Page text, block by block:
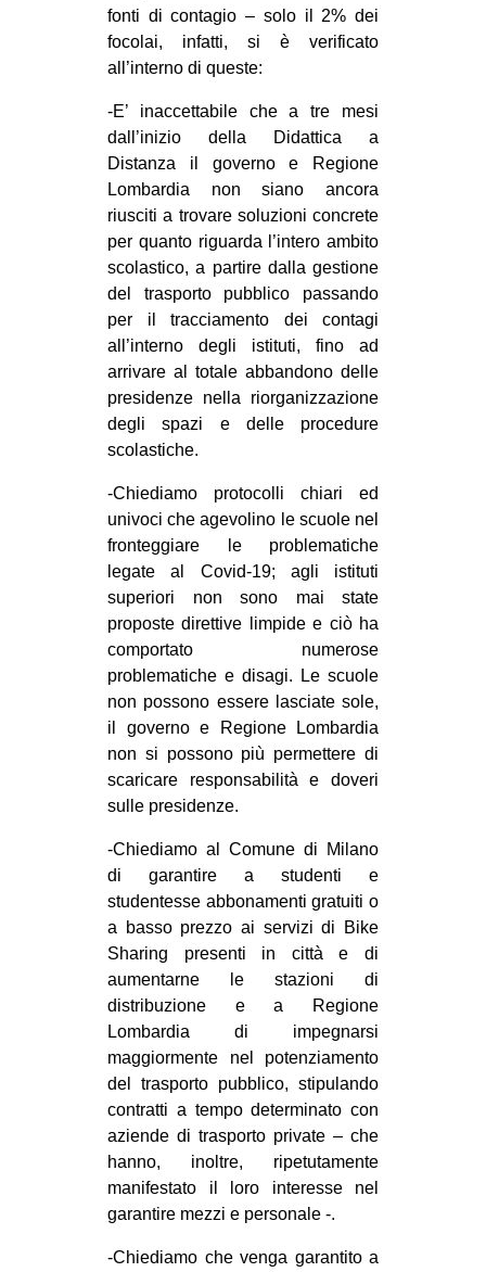
RECENSIONI
INTERNAZIONALE
AFRICA
AMERICHE
ESTREMO ORIENTE
EUROPA
MEDIO ORIENTE
MONDO
EVENTI
in
Fb
bsky
ms
SEARCH
fonti di contagio – solo il 2% dei
focolai, infatti, si è verificato
all’interno di queste:
-E’ inaccettabile che a tre mesi
dall’inizio della Didattica a
Distanza il governo e Regione
Lombardia non siano ancora
riusciti a trovare soluzioni concrete
per quanto riguarda l’intero ambito
scolastico, a partire dalla gestione
del trasporto pubblico passando
per il tracciamento dei contagi
all’interno degli istituti, fino ad
arrivare al totale abbandono delle
presidenze nella riorganizzazione
degli spazi e delle procedure
scolastiche.
-Chiediamo protocolli chiari ed
univoci che agevolino le scuole nel
fronteggiare le problematiche
legate al Covid-19; agli istituti
superiori non sono mai state
proposte direttive limpide e ciò ha
comportato numerose
problematiche e disagi. Le scuole
non possono essere lasciate sole,
il governo e Regione Lombardia
non si possono più permettere di
scaricare responsabilità e doveri
sulle presidenze.
-Chiediamo al Comune di Milano
di garantire a studenti e
studentesse abbonamenti gratuiti o
a basso prezzo ai servizi di Bike
Sharing presenti in città e di
aumentarne le stazioni di
distribuzione e a Regione
Lombardia di impegnarsi
maggiormente nel potenziamento
del trasporto pubblico, stipulando
contratti a tempo determinato con
aziende di trasporto private – che
hanno, inoltre, ripetutamente
manifestato il loro interesse nel
garantire mezzi e personale -.
-Chiediamo che venga garantito a